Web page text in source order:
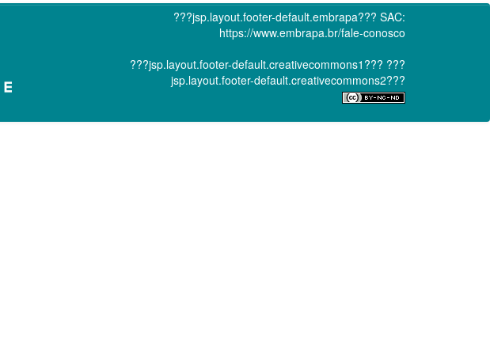
???jsp.layout.footer-default.embrapa??? SAC:
https://www.embrapa.br/fale-conosco
???jsp.layout.footer-default.creativecommons1??? ???
jsp.layout.footer-default.creativecommons2???